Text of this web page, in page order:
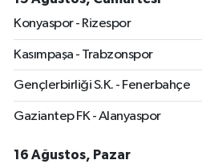
Konyaspor - Rizespor
Kasımpaşa - Trabzonspor
Gençlerbirliği S.K. - Fenerbahçe
Gaziantep FK - Alanyaspor
16 Ağustos, Pazar